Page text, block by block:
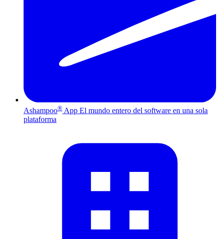
Ashampoo® App El mundo entero del software en una sola
plataforma